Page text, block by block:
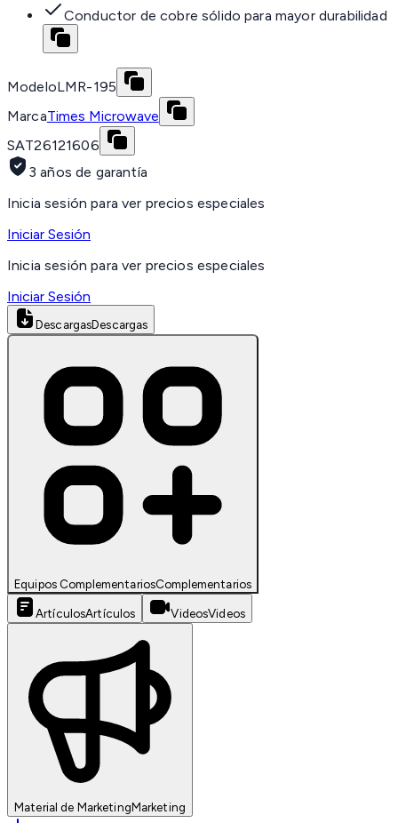
Conductor de cobre sólido para mayor durabilidad
ModeloLMR-195
MarcaTimes Microwave
SAT26121606
3 años de garantía
Inicia sesión para ver precios especiales
Iniciar Sesión
Inicia sesión para ver precios especiales
Iniciar Sesión
DescargasDescargas
Equipos ComplementariosComplementarios
ArtículosArtículos VideosVideos
Material de MarketingMarketing